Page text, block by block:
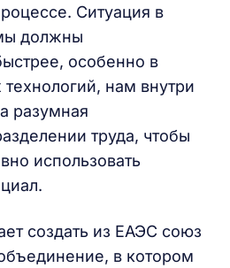
Ситуация в
должны
особенно в
нам внутри
разумная
труда, чтобы
использовать
создать из ЕАЭС союз
в котором